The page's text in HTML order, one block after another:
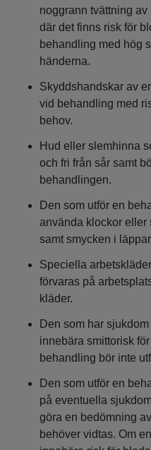
noggrann tvättning
där det finns risk för
behandling med hög
händerna.
Skyddshandskar av
vid behandling med
behov.
Hud eller slemhinna
och fri från sår samt
behandlingen.
Den som utför en
använda klockor eller
samt smycken i
Speciella
förvaras på
kläder.
Den som har
innebära smittorisk
behandling bör inte
Den som utför en
på eventuella
göra en bedömning
behöver vidtas. Om